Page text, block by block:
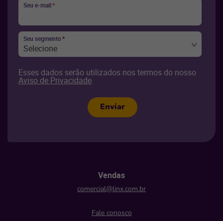
Seu e-mail*
Seu segmento*
Selecione
Esses dados serão utilizados nos termos do nosso
Aviso de Privacidade.
Enviar
Vendas
comercial@linx.com.br
Fale conosco